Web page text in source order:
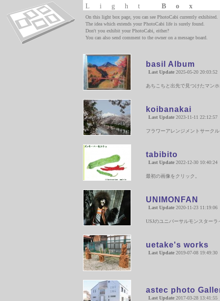
Light Box
On this light box page, you can see PhotoCabi currently exhibited.
The idea which extends your PhotoCabi life is surely found.
Don't you exhibit your PhotoCabi, either?
You can also send comment to the owner on a message board.
basil Album
Last Update 2025-05-20 20:03:52
あちこちと出先で見つけたマン
koibanakai
Last Update 2023-11-11 22:12:57
フラワーアレンジメントサーク
tabibito
Last Update 2022-12-30 10:40:24
最初の画像をクリック。
UNIMONFAN
Last Update 2020-11-23 11:19:06
USJのユニバーサルモンスター
uetake's works
Last Update 2019-07-08 19:49:30
astec photo
Last Update 2017-03-28 13:41:55